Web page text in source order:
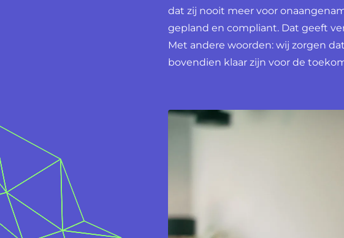
dat zij nooit meer voor
gepland en compliant. Dat geeft
Met andere woorden: wij zorgen
bovendien klaar zijn voor de